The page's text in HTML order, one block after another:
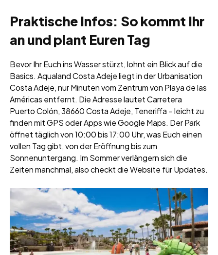
Praktische Infos: So kommt Ihr
an und plant Euren Tag
Bevor Ihr Euch ins Wasser stürzt, lohnt ein Blick auf die
Basics. Aqualand Costa Adeje liegt in der Urbanisation
Costa Adeje, nur Minuten vom Zentrum von Playa de las
Américas entfernt. Die Adresse lautet Carretera
Puerto Colón, 38660 Costa Adeje, Teneriffa – leicht zu
finden mit GPS oder Apps wie Google Maps. Der Park
öffnet täglich von 10:00 bis 17:00 Uhr, was Euch einen
vollen Tag gibt, von der Eröffnung bis zum
Sonnenuntergang. Im Sommer verlängern sich die
Zeiten manchmal, also checkt die Website für Updates.